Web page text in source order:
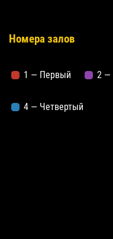
Номера залов
1 — Первый 2 —
4 — Четвертый